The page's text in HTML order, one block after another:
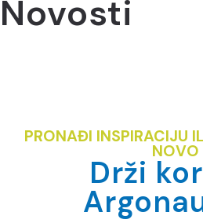
Novosti
PRONAĐI INSPIRACIJU
NOVO
Drži